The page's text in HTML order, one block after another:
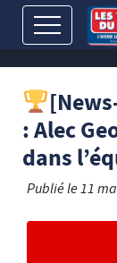
: Alec
dans
Publié le11